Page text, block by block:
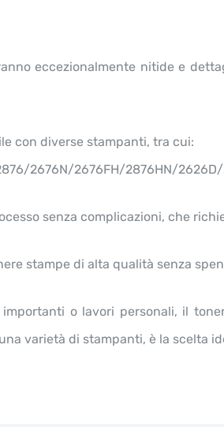
eccezionalmente nitide e
con diverse stampanti, tra cui:
2676N/2676FH/2876HN/2626D/
senza complicazioni, che
stampe di alta qualità senza
o lavori personali, il
varietà di stampanti, è la scelta